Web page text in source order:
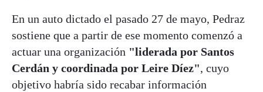
En un auto dictado el pasado 27 de mayo, Pedraz
sostiene que a partir de ese momento comenzó a
actuar una organización "liderada por Santos
Cerdán y coordinada por Leire Díez", cuyo
objetivo habría sido recabar información